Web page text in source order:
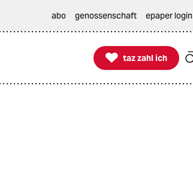
abo genossenschaft epaper login

taz zahl ich
taz zahl ich